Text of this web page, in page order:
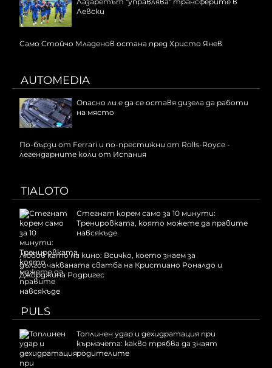
Левски
Само Стойчо Младенов остана пред Христо Янев
AUTOMEDIA
Опасно ли е да се оставя дизела да работи
на място
По-бързи от Ferrari и по-престижни от Rolls-Royce -
легендарните коли от Испания
TIALOTO
Стегнат корем само за 10 минути:
Тренировката, която можете да правите
навсякъде
Любов като на кино: Всичко, което знаем за
дългоочакваната сватба на Кристиано Роналдо и
Джорджина Родригес
PULS
Топлинен удар и дехидратация при
кърмачета: какво трябва да знаят
родителите